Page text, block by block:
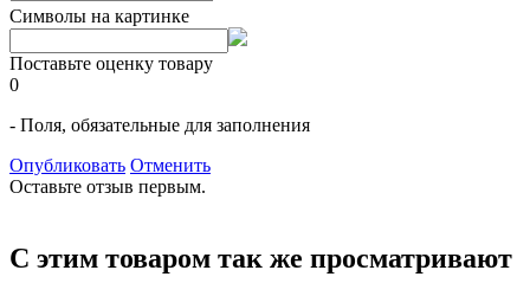
Символы на картинке
Поставьте оценку товару
0
- Поля, обязательные для заполнения
Опубликовать Отменить
Оставьте отзыв первым.
С этим товаром так же просматривают